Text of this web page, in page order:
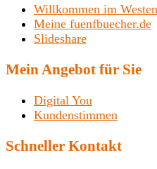
Willkommen im
Meine fuenfbuecher.de
Slideshare
Mein Angebot für Sie
Digital You
Kundenstimmen
Schneller Kontakt